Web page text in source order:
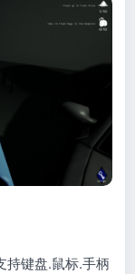
持键盘.鼠标.手柄